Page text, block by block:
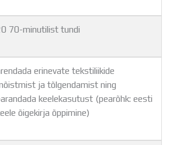
70-minutilist tundi
erinevate tekstiliikide
ja tõlgendamist ning
keelekasutust (pearõhk: eesti
õigekirja õppimine)